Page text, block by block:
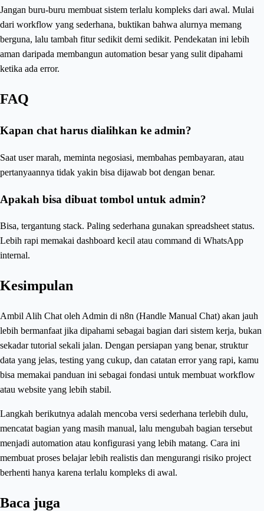
Jangan buru-buru membuat sistem terlalu kompleks dari awal. Mulai
dari workflow yang sederhana, buktikan bahwa alurnya memang
berguna, lalu tambah fitur sedikit demi sedikit. Pendekatan ini lebih
aman daripada membangun automation besar yang sulit dipahami
ketika ada error.
FAQ
Kapan chat harus dialihkan ke admin?
Saat user marah, meminta negosiasi, membahas pembayaran, atau
pertanyaannya tidak yakin bisa dijawab bot dengan benar.
Apakah bisa dibuat tombol untuk admin?
Bisa, tergantung stack. Paling sederhana gunakan spreadsheet status.
Lebih rapi memakai dashboard kecil atau command di WhatsApp
internal.
Kesimpulan
Ambil Alih Chat oleh Admin di n8n (Handle Manual Chat) akan jauh
lebih bermanfaat jika dipahami sebagai bagian dari sistem kerja, bukan
sekadar tutorial sekali jalan. Dengan persiapan yang benar, struktur
data yang jelas, testing yang cukup, dan catatan error yang rapi, kamu
bisa memakai panduan ini sebagai fondasi untuk membuat workflow
atau website yang lebih stabil.
Langkah berikutnya adalah mencoba versi sederhana terlebih dulu,
mencatat bagian yang masih manual, lalu mengubah bagian tersebut
menjadi automation atau konfigurasi yang lebih matang. Cara ini
membuat proses belajar lebih realistis dan mengurangi risiko project
berhenti hanya karena terlalu kompleks di awal.
Baca juga